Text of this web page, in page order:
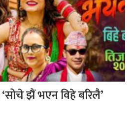
झैं भएन विहे बरिलै’